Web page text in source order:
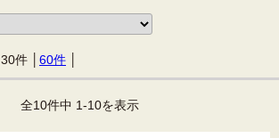
30件 60件
全10件中 1-10を表示